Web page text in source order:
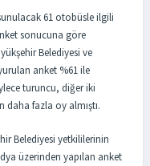
61 otobüsle ilgili
sonucuna göre
Belediyesi ve
anket %61 ile
turuncu, diğer iki
daha fazla oy almıştı.
Belediyesi yetkililerinin
üzerinden yapılan anket